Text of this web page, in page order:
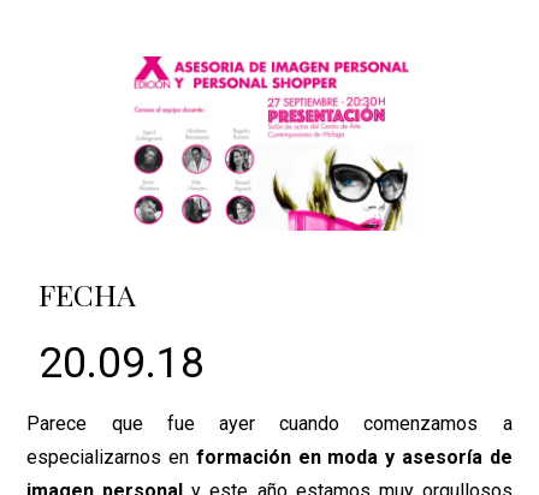
FECHA
20.09.18
Parece que fue ayer cuando comenzamos a
especializarnos en formación en moda y asesoría de